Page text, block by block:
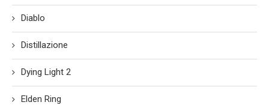
Diablo
Distillazione
Dying Light 2
Elden Ring